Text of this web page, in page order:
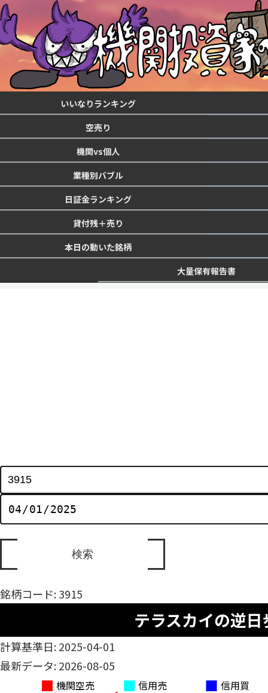
いいなりランキング
空売り
機関vs個人
業種別バブル
日証金ランキング
貸付残＋売り
本日の動いた銘柄
大量保有報告書
銘柄コード: 3915
テラスカイの逆日
計算基準日: 2025-04-01
最新データ: 2026-08-05
機関空売 信用売 信用買